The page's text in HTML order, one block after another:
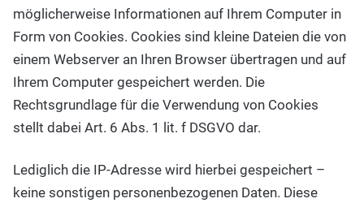
möglicherweise Informationen auf Ihrem Computer in
Form von Cookies. Cookies sind kleine Dateien die von
einem Webserver an Ihren Browser übertragen und auf
Ihrem Computer gespeichert werden. Die
Rechtsgrundlage für die Verwendung von Cookies
stellt dabei Art. 6 Abs. 1 lit. f DSGVO dar.
Lediglich die IP-Adresse wird hierbei gespeichert –
keine sonstigen personenbezogenen Daten. Diese